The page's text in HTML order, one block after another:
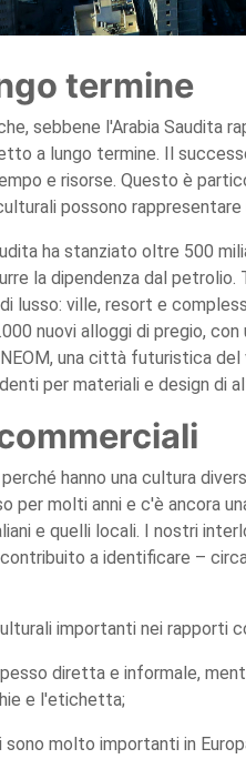
termine
sebbene l'Arabia Saudita
a lungo termine. Il
e risorse. Questo è
possono rappresentare
ha stanziato oltre 500
la dipendenza dal
lusso: ville, resort e
nuovi alloggi di pregio,
una città futuristica del
per materiali e design di
hanno una cultura
per molti anni e c'è ancora
e quelli locali. I nostri
a identificare –
importanti nei rapporti
diretta e informale,
e l'etichetta;
molto importanti in